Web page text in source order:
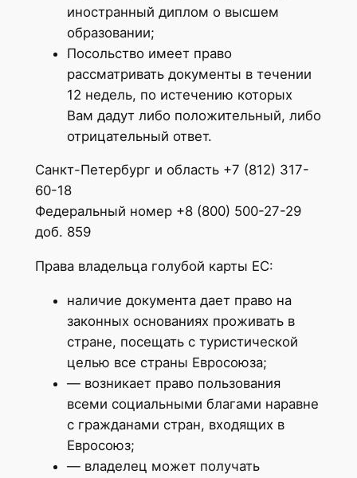
иностранный диплом о высшем
образовании;
Посольство имеет право
рассматривать документы в течении
12 недель, по истечению которых
Вам дадут либо положительный, либо
отрицательный ответ.
Санкт-Петербург и область +7 (812) 317-
60-18
Федеральный номер +8 (800) 500-27-29
доб. 859
Права владельца голубой карты ЕС:
наличие документа дает право на
законных основаниях проживать в
стране, посещать с туристической
целью все страны Евросоюза;
— возникает право пользования
всеми социальными благами наравне
с гражданами стран, входящих в
Евросоюз;
— владелец может получать